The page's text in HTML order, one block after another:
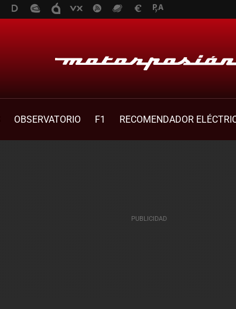
OBSERVATORIO F1
RECOMENDADOR